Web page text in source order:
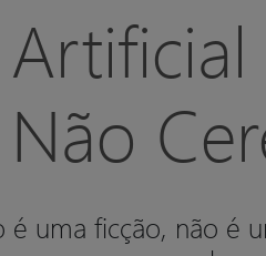
é uma ficção, não é